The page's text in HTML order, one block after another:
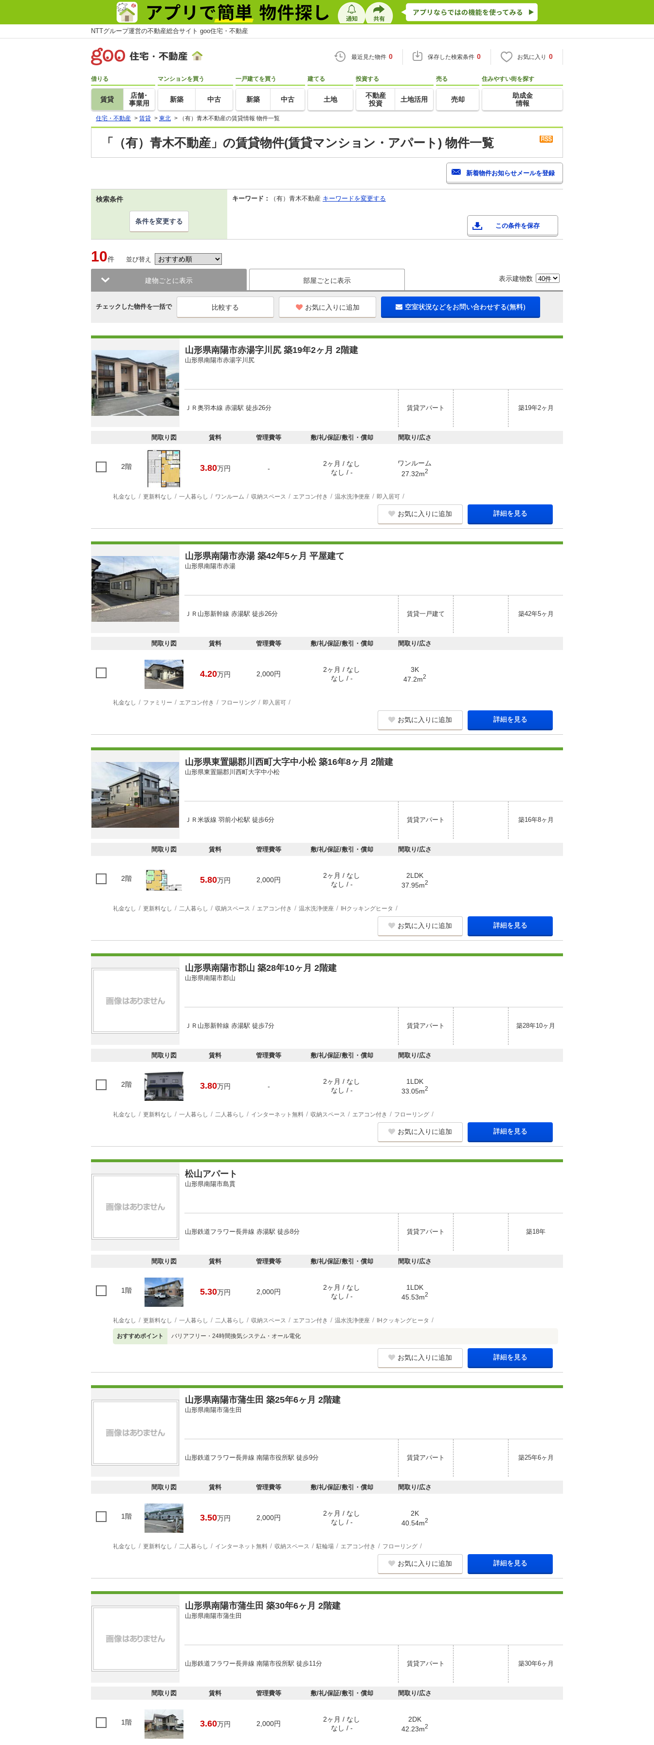
NTTグループ運営の不動産総合サイト goo住宅・不動産
最近見た物件 0 保存した検索条件 0 お気に入り 0
借りる
賃貸
店舗･
事業用
マンションを買う
新築 中古
一戸建てを買う
新築 中古
建てる
土地
投資する
不動産
投資
土地活用
売る
売却
住みやすい街を探す
助成金
情報
住宅・不動産 > 賃貸 > 東北 > （有）青木不動産の賃貸情報 物件一覧
「（有）青木不動産」の賃貸物件(賃貸マンション・アパート) 物件一覧
検索条件 キーワード： （有）青木不動産 キーワードを変更する
この条件を保存
条件を変更する
10件 並び替え
建物ごとに表示 部屋ごとに表示 表示建物数
チェックした物件を一括で お気に入りに追加 空室状況などをお問い合わせする(無料)
山形県南陽市赤湯字川尻 築19年2ヶ月 2階建
山形県南陽市赤湯字川尻
ＪＲ奥羽本線 赤湯駅 徒歩26分 賃貸アパート 築19年2ヶ月
間取り図 賃料 管理費等 敷/礼/保証/敷引・償却 間取り/広さ
2階 3.80万円 -
2ヶ月 / なし
なし / -
ワンルーム
27.32m2
礼金なし 更新料なし 一人暮らし ワンルーム 収納スペース エアコン付き 温水洗浄便座 即入居可
お気に入りに追加 詳細を見る
山形県南陽市赤湯 築42年5ヶ月 平屋建て
山形県南陽市赤湯
ＪＲ山形新幹線 赤湯駅 徒歩26分 賃貸一戸建て 築42年5ヶ月
間取り図 賃料 管理費等 敷/礼/保証/敷引・償却 間取り/広さ
4.20万円 2,000円
2ヶ月 / なし
なし / -
3K
47.2m2
礼金なし ファミリー エアコン付き フローリング 即入居可
お気に入りに追加 詳細を見る
山形県東置賜郡川西町大字中小松 築16年8ヶ月 2階建
山形県東置賜郡川西町大字中小松
ＪＲ米坂線 羽前小松駅 徒歩6分 賃貸アパート 築16年8ヶ月
間取り図 賃料 管理費等 敷/礼/保証/敷引・償却 間取り/広さ
2階 5.80万円 2,000円
2ヶ月 / なし
なし / -
2LDK
37.95m2
礼金なし 更新料なし 二人暮らし 収納スペース エアコン付き 温水洗浄便座 IHクッキングヒータ
お気に入りに追加 詳細を見る
山形県南陽市郡山 築28年10ヶ月 2階建
山形県南陽市郡山
ＪＲ山形新幹線 赤湯駅 徒歩7分 賃貸アパート 築28年10ヶ月
間取り図 賃料 管理費等 敷/礼/保証/敷引・償却 間取り/広さ
2階 3.80万円 -
2ヶ月 / なし
なし / -
1LDK
33.05m2
礼金なし 更新料なし 一人暮らし 二人暮らし インターネット無料 収納スペース エアコン付き フローリング
お気に入りに追加 詳細を見る
松山アパート
山形県南陽市島貫
山形鉄道フラワー長井線 赤湯駅 徒歩8分 賃貸アパート 築18年
間取り図 賃料 管理費等 敷/礼/保証/敷引・償却 間取り/広さ
1階 5.30万円 2,000円
2ヶ月 / なし
なし / -
1LDK
45.53m2
礼金なし 更新料なし 一人暮らし 二人暮らし 収納スペース エアコン付き 温水洗浄便座 IHクッキングヒータ
おすすめポイント バリアフリー・24時間換気システム・オール電化
お気に入りに追加 詳細を見る
山形県南陽市蒲生田 築25年6ヶ月 2階建
山形県南陽市蒲生田
山形鉄道フラワー長井線 南陽市役所駅 徒歩9分 賃貸アパート 築25年6ヶ月
間取り図 賃料 管理費等 敷/礼/保証/敷引・償却 間取り/広さ
1階 3.50万円 2,000円
2ヶ月 / なし
なし / -
2K
40.54m2
礼金なし 更新料なし 二人暮らし インターネット無料 収納スペース 駐輪場 エアコン付き フローリング
お気に入りに追加 詳細を見る
山形県南陽市蒲生田 築30年6ヶ月 2階建
山形県南陽市蒲生田
山形鉄道フラワー長井線 南陽市役所駅 徒歩11分 賃貸アパート 築30年6ヶ月
間取り図 賃料 管理費等 敷/礼/保証/敷引・償却 間取り/広さ
1階 3.60万円 2,000円
2ヶ月 / なし
なし / -
2DK
42.23m2